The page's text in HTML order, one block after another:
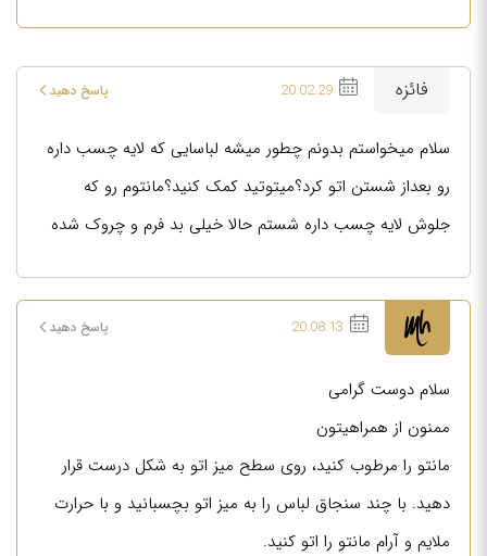
فائزه 20.02.29 پاسخ دهید
سلام میخواستم بدونم چطور میشه لباسایی که لایه چسب داره
رو بعداز شستن اتو کرد؟میتوتید کمک کنید؟مانتوم رو که
جلوش لایه چسب داره شستم حالا خیلی بد فرم و چروک شده
20.08.13 پاسخ دهید
سلام دوست گرامی
ممنون از همراهیتون
مانتو را مرطوب کنید، روی سطح میز اتو به شکل درست قرار
دهید. با چند سنجاق لباس را به میز اتو بچسبانید و با حرارت
ملایم و آرام مانتو را اتو کنید.